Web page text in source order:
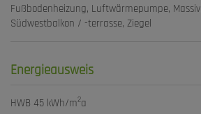
Fußbodenheizung Luftwärmepumpe Massiv
Südwestbalkon / -terrasse Ziegel
Energieausweis
HWB 45 kWh/m2a